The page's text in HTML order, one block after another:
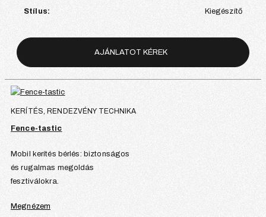
Stílus: Kiegészítő
AJÁNLATOT KÉREK
KERÍTÉS, RENDEZVÉNY TECHNIKA
Fence-tastic
Mobil kerítés bérlés: biztonságos
és rugalmas megoldás
fesztiválokra.
Megnézem